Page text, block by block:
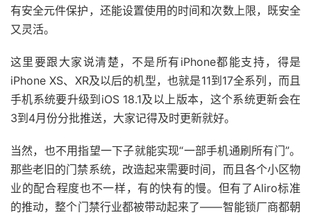
有安全元件保护，还能设置使用的时间和次数上限，既安全
又灵活。
这里要跟大家说清楚，不是所有iPhone都能支持，得是
iPhone XS、XR及以后的机型，也就是11到17全系列，而且
手机系统要升级到iOS 18.1及以上版本，这个系统更新会在
3到4月份分批推送，大家记得及时更新就好。
当然，也不用指望一下子就能实现“一部手机通刷所有门”。
那些老旧的门禁系统，改造起来需要时间，而且各个小区物
业的配合程度也不一样，有的快有的慢。但有了Aliro标准
的推动，整个门禁行业都被带动起来了——智能锁厂商都朝